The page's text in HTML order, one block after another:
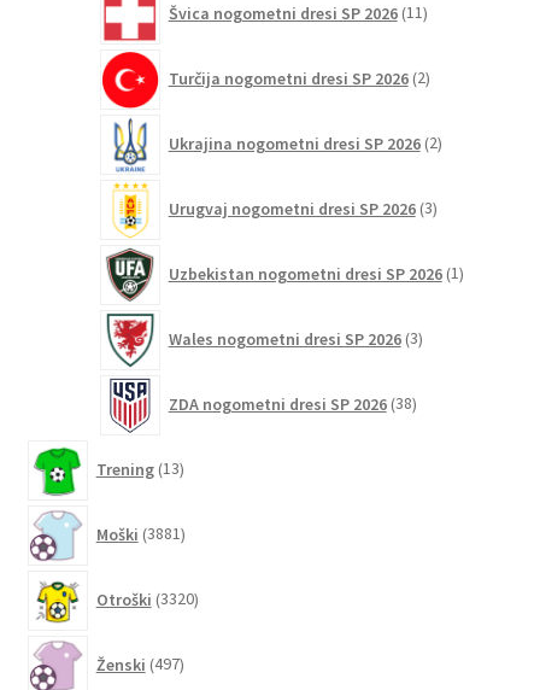
Švica nogometni dresi SP 2026 11izdelkov
Turčija nogometni dresi SP 2026 2izdelka
Ukrajina nogometni dresi SP 2026 2izdelka
Urugvaj nogometni dresi SP 2026 3izdelki
Uzbekistan nogometni dresi SP 2026 1izdelek
Wales nogometni dresi SP 2026 3izdelki
ZDA nogometni dresi SP 2026 38izdelkov
Trening 13izdelkov
Moški 3881izdelkov
Otroški 3320izdelkov
Ženski 497izdelkov